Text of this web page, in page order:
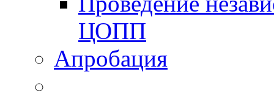
ЦОПП
Апробация